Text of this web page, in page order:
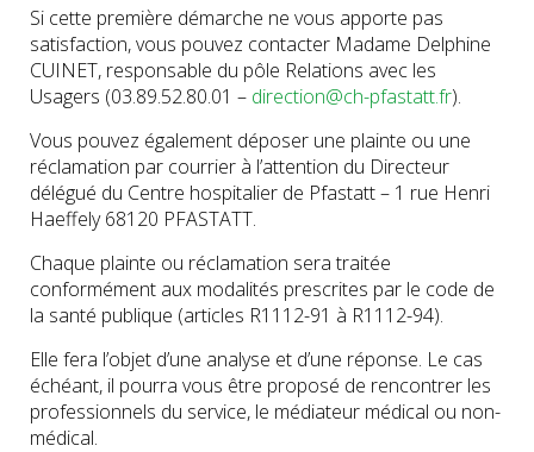
Si cette première démarche ne vous apporte pas
satisfaction, vous pouvez contacter Madame Delphine
CUINET, responsable du pôle Relations avec les
Usagers (03.89.52.80.01 – direction@ch-pfastatt.fr).
Vous pouvez également déposer une plainte ou une
réclamation par courrier à l’attention du Directeur
délégué du Centre hospitalier de Pfastatt – 1 rue Henri
Haeffely 68120 PFASTATT.
Chaque plainte ou réclamation sera traitée
conformément aux modalités prescrites par le code de
la santé publique (articles R1112-91 à R1112-94).
Elle fera l’objet d’une analyse et d’une réponse. Le cas
échéant, il pourra vous être proposé de rencontrer les
professionnels du service, le médiateur médical ou non-
médical.